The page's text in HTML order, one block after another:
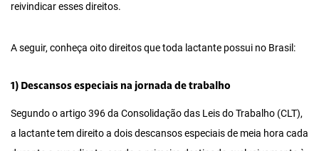
reivindicar esses direitos.
A seguir, conheça oito direitos que toda lactante possui no Brasil:
1) Descansos especiais na jornada de trabalho
Segundo o artigo 396 da Consolidação das Leis do Trabalho (CLT),
a lactante tem direito a dois descansos especiais de meia hora cada